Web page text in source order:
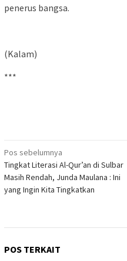
penerus bangsa.
(Kalam)
***
Navigasi
pos
Pos sebelumnya
Tingkat Literasi Al-Qur’an di Sulbar
Masih Rendah, Junda Maulana : Ini
yang Ingin Kita Tingkatkan
POS TERKAIT